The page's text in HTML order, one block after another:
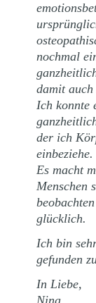
nochmal
damit auch
Ich konnte
der ich
einbeziehe.
Es macht
Menschen
glücklich.
Ich bin
gefunden
In Liebe,